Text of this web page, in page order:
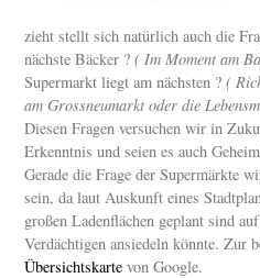
zieht stellt sich natürlich auch die
nächste Bäcker ?( Im Moment am
Supermarkt liegt am nächsten ?(
am Grossneumarkt oder die
Diesen Fragen versuchen wir in
Erkenntnis und seien es auch
Gerade die Frage der Supermärkte
sein, da laut Auskunft eines
großen Ladenflächen geplant sind
Verdächtigen ansiedeln könnte. Zur
Übersichtskarte von Google.